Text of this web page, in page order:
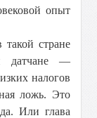
опыт
стране
датчане —
налогов
ложь. Это
Или глава